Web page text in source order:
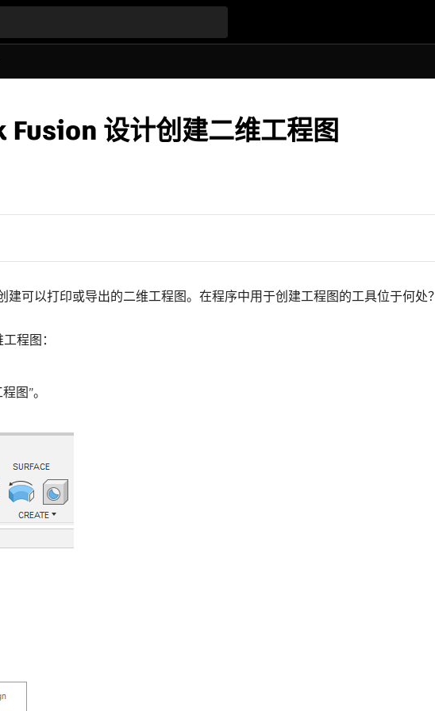
设计创建二维工程图
可以打印或导出的二维工程图。在程序中用于创建工程图的工具位于何处？
程图：
图”。